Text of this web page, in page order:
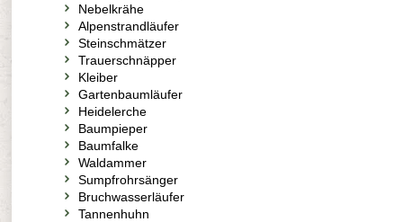
Nebelkrähe
Alpenstrandläufer
Steinschmätzer
Trauerschnäpper
Kleiber
Gartenbaumläufer
Heidelerche
Baumpieper
Baumfalke
Waldammer
Sumpfrohrsänger
Bruchwasserläufer
Tannenhuhn